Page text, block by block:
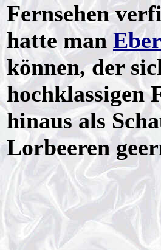
Fernsehen
hatte man
können, der
hochklassigen
hinaus als
Lorbeeren